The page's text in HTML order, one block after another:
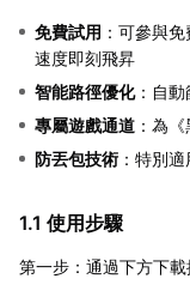
免費試用 ：可參與
速度即刻飛昇
智能路徑優化：自動
專屬遊戲通道 ：為
防丟包技術 ：特別
1.1 使用步驟
第一步：通過下方下載